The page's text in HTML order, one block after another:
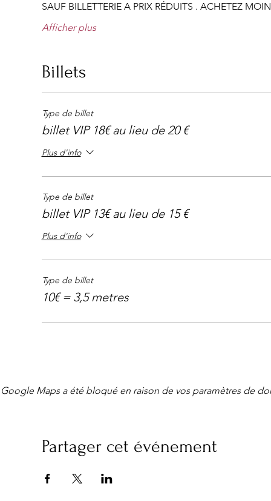
Afficher plus
Billets
Type de billet
billet VIP 18€ au lieu de 20 €
Plus d'info
Type de billet
billet VIP 13€ au lieu de 15 €
Plus d'info
Type de billet
10€ = 3,5 metres
Google Maps a été bloqué en raison de vos paramètres de
Partager cet événement